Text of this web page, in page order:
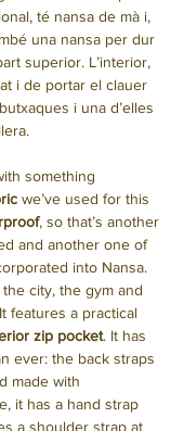
té nansa de mà i,
una nansa per dur
superior. L’interior,
i de portar el clauer
i una d’elles
something
we’ve used for this
, so that’s another
and another one of
into Nansa.
city, the gym and
features a practical
zip pocket. It has
ever: the back straps
made with
it has a hand strap
a shoulder strap at